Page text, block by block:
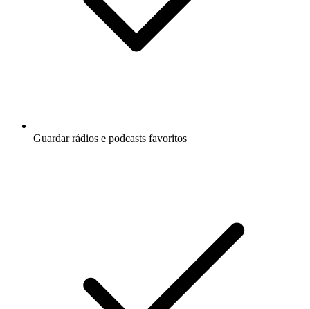
Guardar rádios e podcasts favoritos